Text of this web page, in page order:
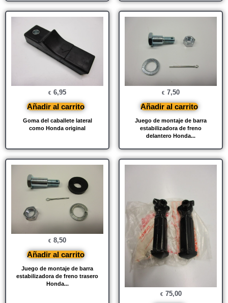
Goma del caballete lateral
como Honda original
€ 6,95
Añadir al carrito
Juego de montaje de barra
estabilizadora de freno
delantero Honda...
€ 7,50
Añadir al carrito
Juego de montaje de barra
estabilizadora de freno trasero
Honda...
€ 8,50
Añadir al carrito
€ 75,00